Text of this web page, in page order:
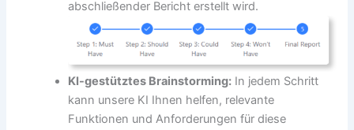
abschließender Bericht erstellt wird.
KI-gestütztes Brainstorming: In jedem Schritt
kann unsere KI Ihnen helfen, relevante
Funktionen und Anforderungen für diese